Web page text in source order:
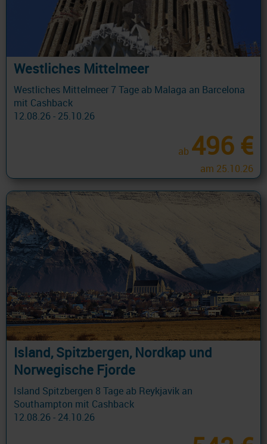
Westliches Mittelmeer
Westliches Mittelmeer 7 Tage ab Malaga an Barcelona
mit Cashback
12.08.26 - 25.10.26
ab 496 €
am 25.10.26
Island, Spitzbergen, Nordkap und
Norwegische Fjorde
Island Spitzbergen 8 Tage ab Reykjavik an
Southampton mit Cashback
12.08.26 - 24.10.26